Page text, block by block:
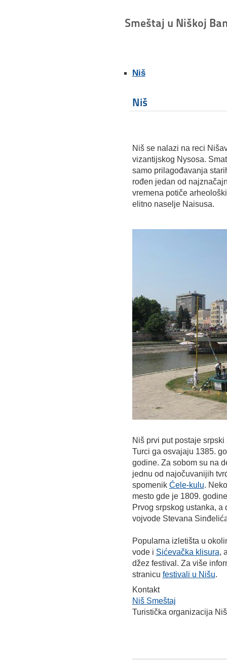
Smeštaj u Niškoj
Niš
Niš
Niš se nalazi na reci
vizantijskog Nysosa.
samo prilagođavanja
rođen jedan od
vremena potiče
elitno naselje Naisusa.
Niš prvi put postaje
Turci ga osvajaju 1385.
godine. Za sobom su na
jednu od najočuvanijih
spomenik Ćele-kulu.
mesto gde je 1809.
Prvog srpskog ustanka,
vojvode Stevana
Popularna izletišta u
vode i Sićevačka klisura,
džez festival. Za više
stranicu festivali u Nišu.
Kontakt
Niš Smeštaj
Turistička organizacija